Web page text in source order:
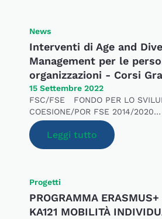
News
Interventi di Age and
Management per le
organizzazioni - Corsi
15 Settembre 2022
FSC/FSE FONDO PER LO
COESIONE/POR FSE 2014/2020…
Leggi tutto
Progetti
PROGRAMMA
KA121 MOBILITÀ